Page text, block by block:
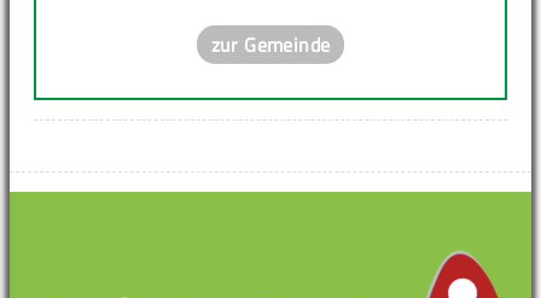
zur Gemeinde